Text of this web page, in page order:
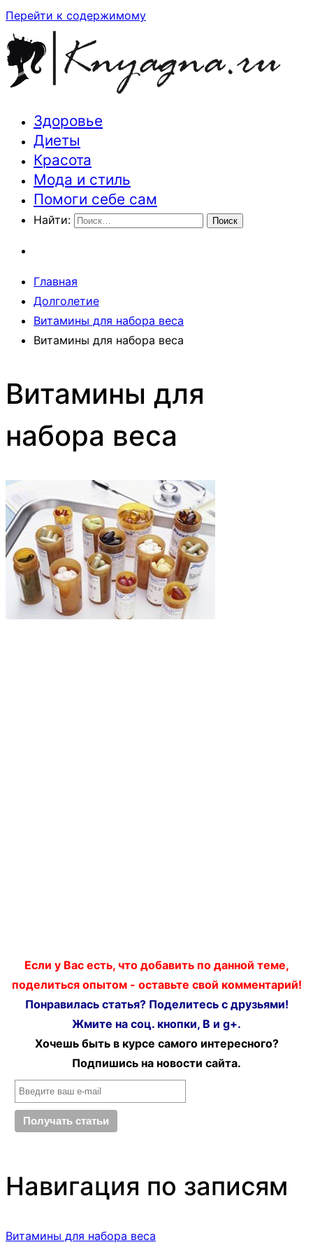
Перейти к содержимому
Траектория здоровья и красоты
Здоровье
Диеты
Красота
Мода и стиль
Помоги себе сам
Найти:
Главная
Долголетие
Витамины для набора веса
Витамины для набора веса
Витамины для
набора веса
Если у Вас есть, что добавить по данной теме,
поделиться опытом - оставьте свой комментарий!
Понравилась статья? Поделитесь с друзьями!
Жмите на соц. кнопки, В и g+.
Хочешь быть в курсе самого интересного?
Подпишись на новости сайта.
Навигация по записям
Витамины для набора веса